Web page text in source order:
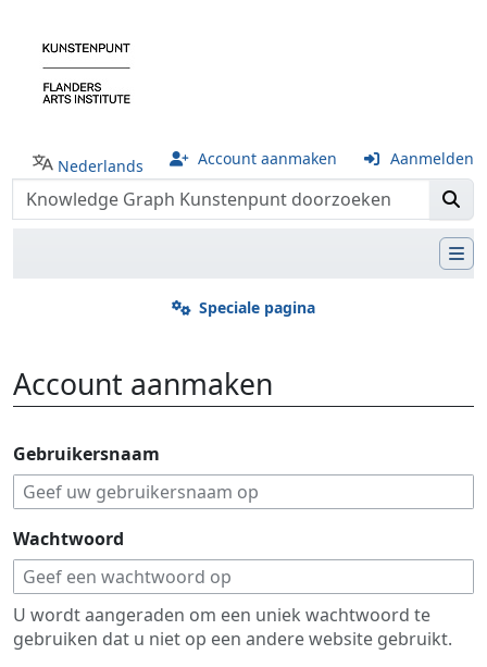
Nederlands Account aanmaken Aanmelden
Speciale pagina
Account aanmaken
Gebruikersnaam
Wachtwoord
U wordt aangeraden om een uniek wachtwoord te
gebruiken dat u niet op een andere website gebruikt.